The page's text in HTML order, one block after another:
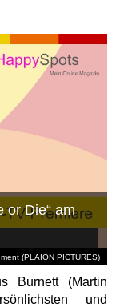
(PLAION PICTURES)
or Die“ am
Burnett (Martin
und